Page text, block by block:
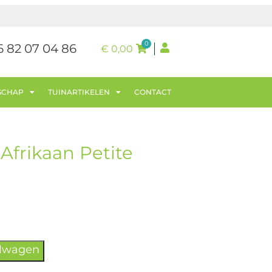
82 07 04 86 € 0,00 0
TUINARTIKELEN CONTACT
Petite